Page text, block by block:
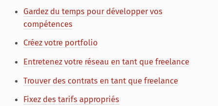
Gardez du temps pour développer vos
compétences
Créez votre portfolio
Entretenez votre réseau en tant que freelance
Trouver des contrats en tant que freelance
Fixez des tarifs appropriés